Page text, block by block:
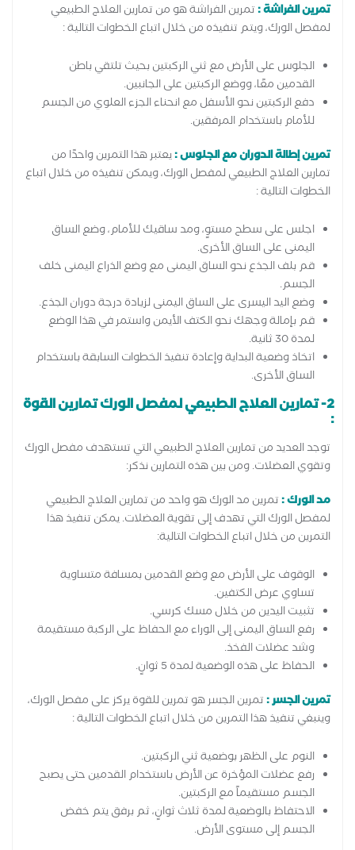
تمرين الفراشة :تمرين الفراشة هو من تمارين العلاج الطبيعي
لمفصل الورك، ويتم تنفيذه من خلال اتباع الخطوات التالية :
الجلوس على الأرض مع ثني الركبتين بحيث تلتقي باطن
القدمين معًا، ووضع الركبتين على الجانبين.
دفع الركبتين نحو الأسفل مع انحناء الجزء العلوي من الجسم
للأمام باستخدام المرفقين.
تمرين إطالة الدوران مع الجلوس :يعتبر هذا التمرين واحدًا من
تمارين العلاج الطبيعي لمفصل الورك، ويمكن تنفيذه من خلال اتباع
الخطوات التالية :
اجلس على سطح مستوٍ، ومد ساقيك للأمام، وضع الساق
اليمنى على الساق الأخرى.
قم بلف الجذع نحو الساق اليمنى مع وضع الذراع اليمنى خلف
الجسم.
وضع اليد اليسرى على الساق اليمنى لزيادة درجة دوران الجذع.
قم بإمالة وجهك نحو الكتف الأيمن واستمر في هذا الوضع
لمدة 30 ثانية.
اتخاذ وضعية البداية وإعادة تنفيذ الخطوات السابقة باستخدام
الساق الأخرى.
2- تمارين العلاج الطبيعي لمفصل الورك تمارين القوة
:
توجد العديد من تمارين العلاج الطبيعي التي تستهدف مفصل الورك
وتقوي العضلات. ومن بين هذه التمارين نذكر:
مد الورك :تمرين مد الورك هو واحد من تمارين العلاج الطبيعي
لمفصل الورك التي تهدف إلى تقوية العضلات. يمكن تنفيذ هذا
التمرين من خلال اتباع الخطوات التالية:
الوقوف على الأرض مع وضع القدمين بمسافة متساوية
تساوي عرض الكتفين.
تثبيت اليدين من خلال مسك كرسي.
رفع الساق اليمنى إلى الوراء مع الحفاظ على الركبة مستقيمة
وشد عضلات الفخذ.
الحفاظ على هذه الوضعية لمدة 5 ثوانٍ.
تمرين الجسر :تمرين الجسر هو تمرين للقوة يركز على مفصل الورك،
وينبغي تنفيذ هذا التمرين من خلال اتباع الخطوات التالية :
النوم على الظهر بوضعية ثني الركبتين.
رفع عضلات المؤخرة عن الأرض باستخدام القدمين حتى يصبح
الجسم مستقيماً مع الركبتين.
الاحتفاظ بالوضعية لمدة ثلاث ثوانٍ، ثم برفق يتم خفض
الجسم إلى مستوى الأرض.